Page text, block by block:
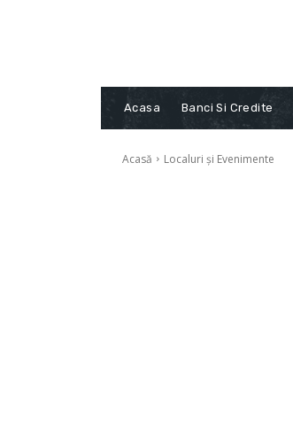
Acasa Banci Si Credite
Acasă Localuri și Evenimente